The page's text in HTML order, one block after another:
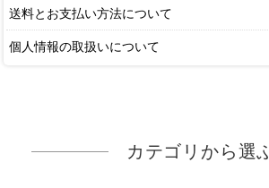
送料とお支払い方法について
個人情報の取扱いについて
カテゴリから選